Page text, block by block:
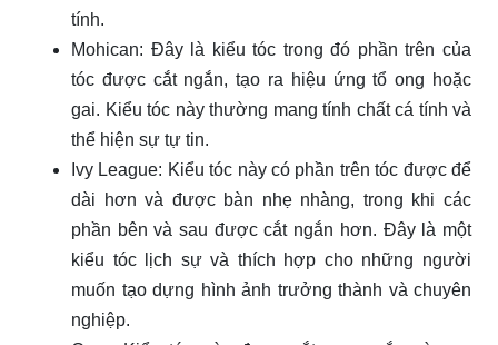
tính.
Mohican: Đây là kiểu tóc trong đó phần trên của
tóc được cắt ngắn, tạo ra hiệu ứng tổ ong hoặc
gai. Kiểu tóc này thường mang tính chất cá tính và
thể hiện sự tự tin.
Ivy League: Kiểu tóc này có phần trên tóc được để
dài hơn và được bàn nhẹ nhàng, trong khi các
phần bên và sau được cắt ngắn hơn. Đây là một
kiểu tóc lịch sự và thích hợp cho những người
muốn tạo dựng hình ảnh trưởng thành và chuyên
nghiệp.